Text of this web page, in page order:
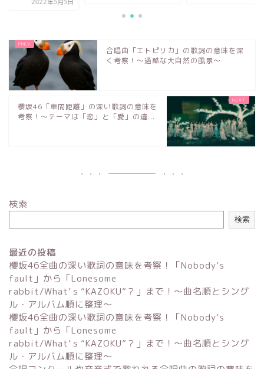
合唱曲「エトピリカ」の歌詞の意味を深
く考察！〜過酷な大自然の風景〜
櫻坂46「車間距離」の深い歌詞の意味を
考察！〜テーマは「恋」と「愛」の違...
検索
検索
最近の投稿
櫻坂46全曲の深い歌詞の意味を考察！「Nobody’s
fault」から「Lonesome
rabbit/What’ｓ”KAZOKU”？」まで！〜曲名順とシング
ル・アルバム順に整理～
櫻坂46全曲の深い歌詞の意味を考察！「Nobody’s
fault」から「Lonesome
rabbit/What’ｓ”KAZOKU”？」まで！〜曲名順とシング
ル・アルバム順に整理～